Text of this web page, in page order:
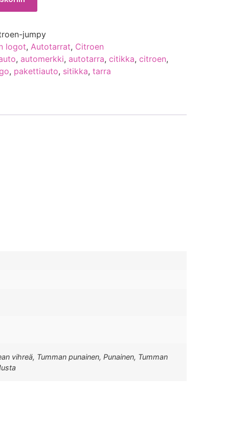
jumpy
logot, Autotarrat, Citroen
, automerkki, autotarra,citikka,citroen,
, pakettiauto, sitikka,tarra
vihreä, Tumman punainen, Punainen, Tumman